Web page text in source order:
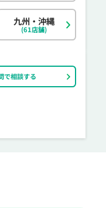
で相談する
九州・沖縄
(61店舗)